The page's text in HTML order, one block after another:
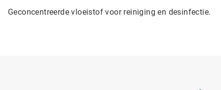
Geconcentreerde vloeistof voor reiniging en desinfectie.